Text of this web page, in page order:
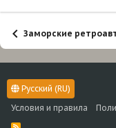
Заморские
Русский (RU)
Условия и правила